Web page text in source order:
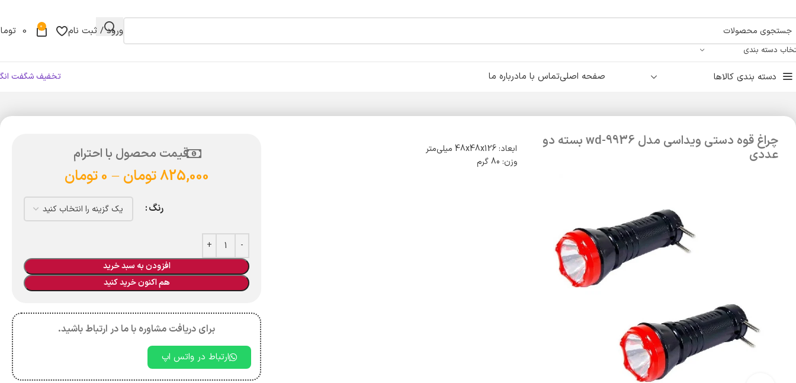
دسته بندی
ورود / ثبت نام 0
0
دسته بندی کالاها صفحه اصلیتماس با مادرباره ما تخفیف شگفت
چراغ قوه دستی ویداسی مدل wd-9936 بسته دو
عددی
ابعاد: 48x48x126 میلی‌متر
وزن: 80 گرم
قیمت محصول با احترام
825,000تومان –
0 تومان
رنگ
افزودن به سبد خرید
هم اکنون خرید کنید
برای دریافت مشاوره با ما در ارتباط باشید.
ارتباط در واتس اپ